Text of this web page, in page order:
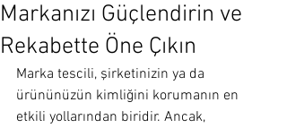
Markanızı Güçlendirin ve
Rekabette Öne Çıkın
Marka tescili, şirketinizin ya da
ürününüzün kimliğini korumanın en
etkili yollarından biridir. Ancak,